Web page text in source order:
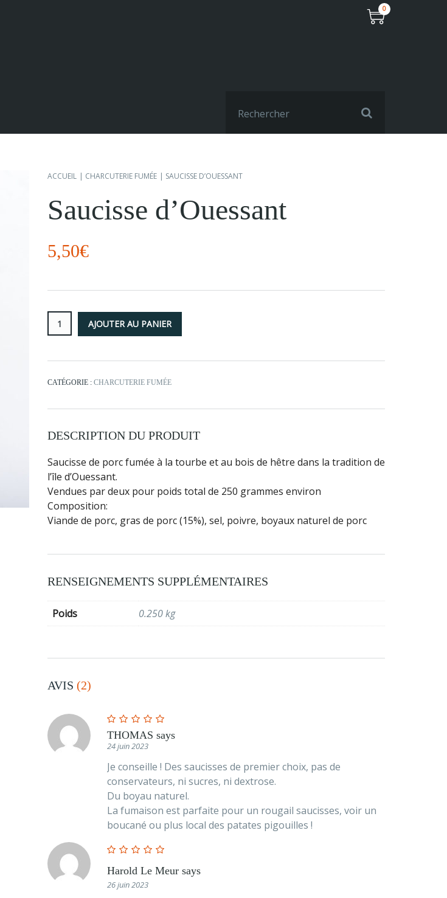
0
ACCUEIL CHARCUTERIE FUMÉE SAUCISSE D’OUESSANT
Saucisse d’Ouessant
5,50€
CATÉGORIE : CHARCUTERIE FUMÉE
DESCRIPTION DU PRODUIT
Saucisse de porc fumée à la tourbe et au bois de hêtre dans la tradition de
l’île d’Ouessant.
Vendues par deux pour poids total de 250 grammes environ
Composition:
Viande de porc, gras de porc (15%), sel, poivre, boyaux naturel de porc
Cialis
RENSEIGNEMENTS SUPPLÉMENTAIRES
Poids 0.250 kg
AVIS (2)
THOMAS says
24 juin 2023
Je conseille ! Des saucisses de premier choix, pas de
conservateurs, ni sucres, ni dextrose.
Du boyau naturel.
La fumaison est parfaite pour un rougail saucisses, voir un
boucané ou plus local des patates pigouilles !
Harold Le Meur says
26 juin 2023